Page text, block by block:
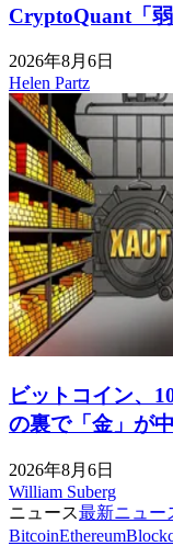
CryptoQuant「
2026年8月6日
Helen Partz
ビットコイン、
の裏で「金」が
2026年8月6日
William Suberg
ニュース最新ニュー
BitcoinEthereum